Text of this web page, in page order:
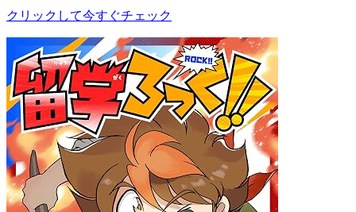
クリックして今すぐチェック